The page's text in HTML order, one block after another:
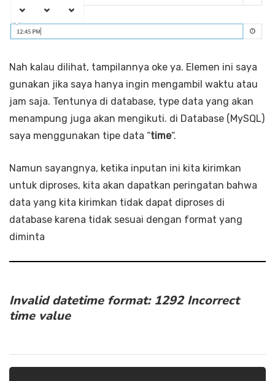
Nah kalau dilihat, tampilannya oke ya. Elemen ini saya
gunakan jika saya hanya ingin mengambil waktu atau
jam saja. Tentunya di database, type data yang akan
menampung juga akan mengikuti. di Database (MySQL)
saya menggunakan tipe data “time“.
Namun sayangnya, ketika inputan ini kita kirimkan
untuk diproses, kita akan dapatkan peringatan bahwa
data yang kita kirimkan tidak dapat diproses di
database karena tidak sesuai dengan format yang
diminta
Invalid datetime format: 1292 Incorrect
time value